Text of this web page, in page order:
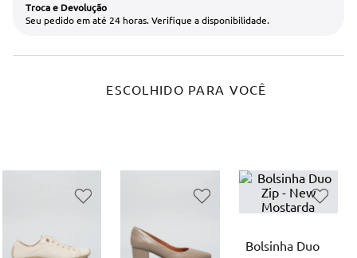
Troca e Devolução
Seu pedido em até 24 horas. Verifique a disponibilidade.
ESCOLHIDO PARA VOCÊ
Bolsinha Duo